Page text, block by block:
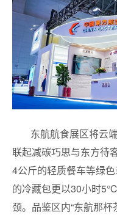
东航航食展区将云
联起减碳巧思与东方待
4公斤的轻质餐车等绿
的冷藏包更以30小时
颈。品鉴区内“东航那